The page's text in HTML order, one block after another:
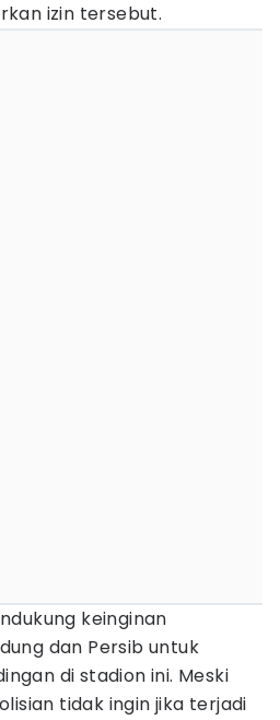
izin tersebut.
keinginan
dan Persib untuk
di stadion ini. Meski
tidak ingin jika terjadi